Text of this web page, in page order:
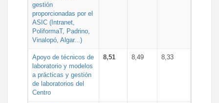
gestión
proporcionadas por el
ASIC (Intranet,
PoliformaT, Padrino,
Vinalopó, Algar...)
Apoyo de técnicos de
laboratorio y modelos
a prácticas y gestión
de laboratorios del
Centro
8,51 8,49 8,33